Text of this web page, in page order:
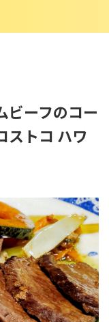
ビーフのコー
ストコ ハワ